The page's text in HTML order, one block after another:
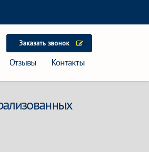
Заказать звонок
Отзывы Контакты